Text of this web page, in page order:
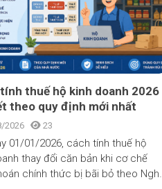
thuế hộ kinh doanh 2026
theo quy định mới nhất
2026 23
01/01/2026, cách tính thuế hộ
thay đổi căn bản khi cơ chế
chính thức bị bãi bỏ theo Nghị